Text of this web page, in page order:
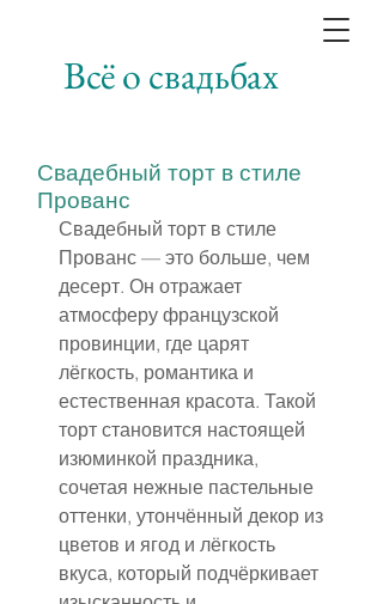
Всё о свадьбах
Свадебный торт в стиле
Прованс
Свадебный торт в стиле
Прованс — это больше, чем
десерт. Он отражает
атмосферу французской
провинции, где царят
лёгкость, романтика и
естественная красота. Такой
торт становится настоящей
изюминкой праздника,
сочетая нежные пастельные
оттенки, утончённый декор из
цветов и ягод и лёгкость
вкуса, который подчёркивает